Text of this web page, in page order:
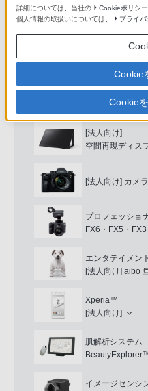
以下の製品・サービスは
アイコンをクリックして
業務用ディスプ
[法人向け]ブラ
[法人向け]
空間再現ディス
[法人向け] カメラ
プロフェッショ
FX6・FX5・
エンタテイメン
[法人向け] aibo
Xperia™
[法人向け]
肌解析システム
イメージセンシ
詳細については、当社の Cookieポリシー
個人情報の取扱いについては、
プライ
Cookie
Cookie